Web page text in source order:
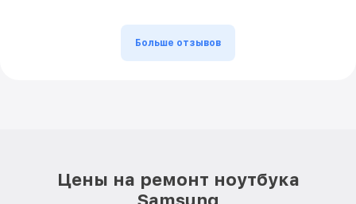
Больше отзывов
Цены на ремонт ноутбука